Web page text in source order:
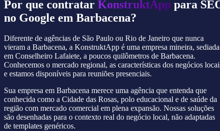
Por que contratar KonstruktApp para
no Google em Barbacena?
Diferente de agências de São Paulo ou Rio de Janeiro que nunca
vieram a Barbacena, a KonstruktApp é uma empresa mineira, sediada
em Conselheiro Lafaiete, a poucos quilômetros de Barbacena.
Conhecemos o mercado regional, as características dos negócios
e estamos disponíveis para reuniões presenciais.
Sua empresa em Barbacena merece uma agência que entenda que
conhecida como a Cidade das Rosas, polo educacional e de saúde da
região com mercado comercial em plena expansão. Nossas soluções
são desenhadas para o contexto real do negócio local, não adaptadas
de templates genéricos.